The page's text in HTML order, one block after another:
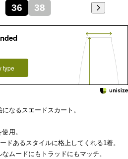
36 38
type
なるスエードスカート。
用。
ドあるスタイルに格上してくれる1着。
ムードにもトラッドにもマッチ。